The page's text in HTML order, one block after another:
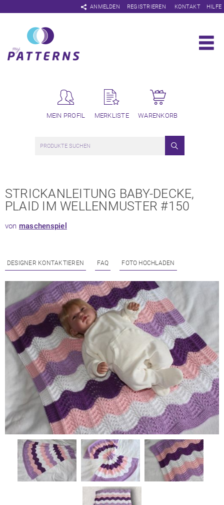
ANMELDEN
Navigation
überspringen
REGISTRIEREN KONTAKT HILFE
MEIN PROFIL MERKLISTE WARENKORB
STRICKANLEITUNG BABY-DECKE,
PLAID IM WELLENMUSTER #150
von maschenspiel
DESIGNER KONTAKTIEREN FAQ FOTO HOCHLADEN